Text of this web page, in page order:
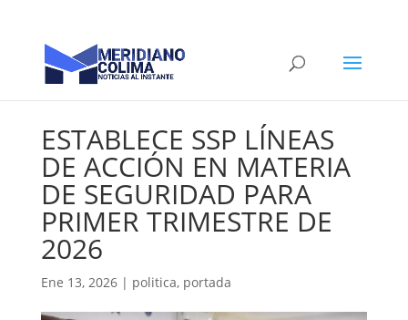
ESTABLECE SSP LÍNEAS
DE ACCIÓN EN MATERIA
DE SEGURIDAD PARA
PRIMER TRIMESTRE DE
2026
Ene 13, 2026| politica, portada